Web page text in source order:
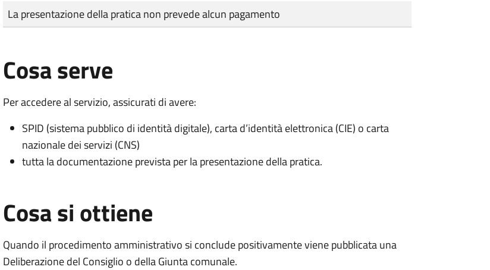
Tipo di pagamento
Importo
La presentazione della pratica non prevede alcun pagamento
Cosa serve
Per accedere al servizio, assicurati di avere:
SPID (sistema pubblico di identità digitale), carta d’identità elettronica (CIE) o carta
nazionale dei servizi (CNS)
tutta la documentazione prevista per la presentazione della pratica.
Cosa si ottiene
Quando il procedimento amministrativo si conclude positivamente viene pubblicata una
Deliberazione del Consiglio o della Giunta comunale.